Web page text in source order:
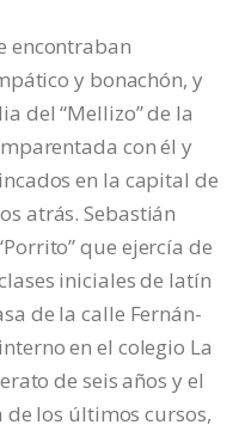
encontraban
y bonachón, y
del “Mellizo” de la
con él y
en la capital de
atrás. Sebastián
que ejercía de
iniciales de latín
de la calle Fernán-
en el colegio La
de seis años y el
de los últimos cursos,